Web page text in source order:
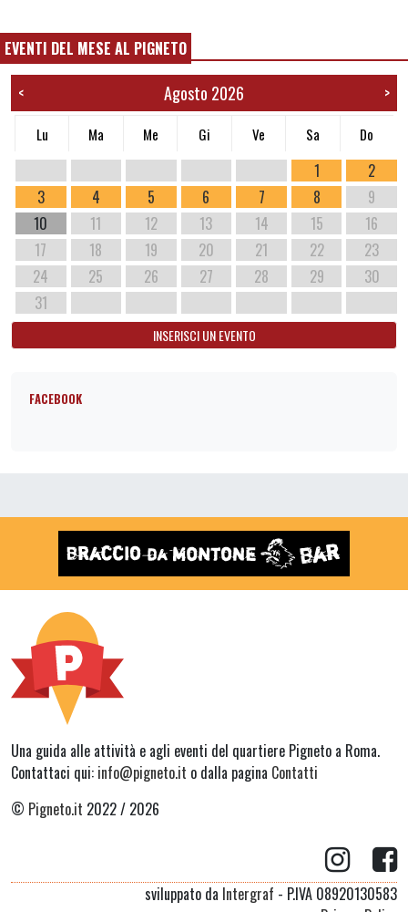
EVENTI DEL MESE AL PIGNETO
< Agosto 2026 >
Lu Ma Me Gi Ve Sa Do
1
2
3
4 5 6 7 8
9
10
11 12 13 14 15
16
17
18 19 20 21 22
23
24
25 26 27 28 29
30
31
INSERISCI UN EVENTO
FACEBOOK
Una guida alle attività e agli eventi del quartiere Pigneto a Roma.
Contattaci qui: info@pigneto.it o dalla pagina Contatti
© Pigneto.it 2022 / 2026
sviluppato da Intergraf - P.IVA 08920130583